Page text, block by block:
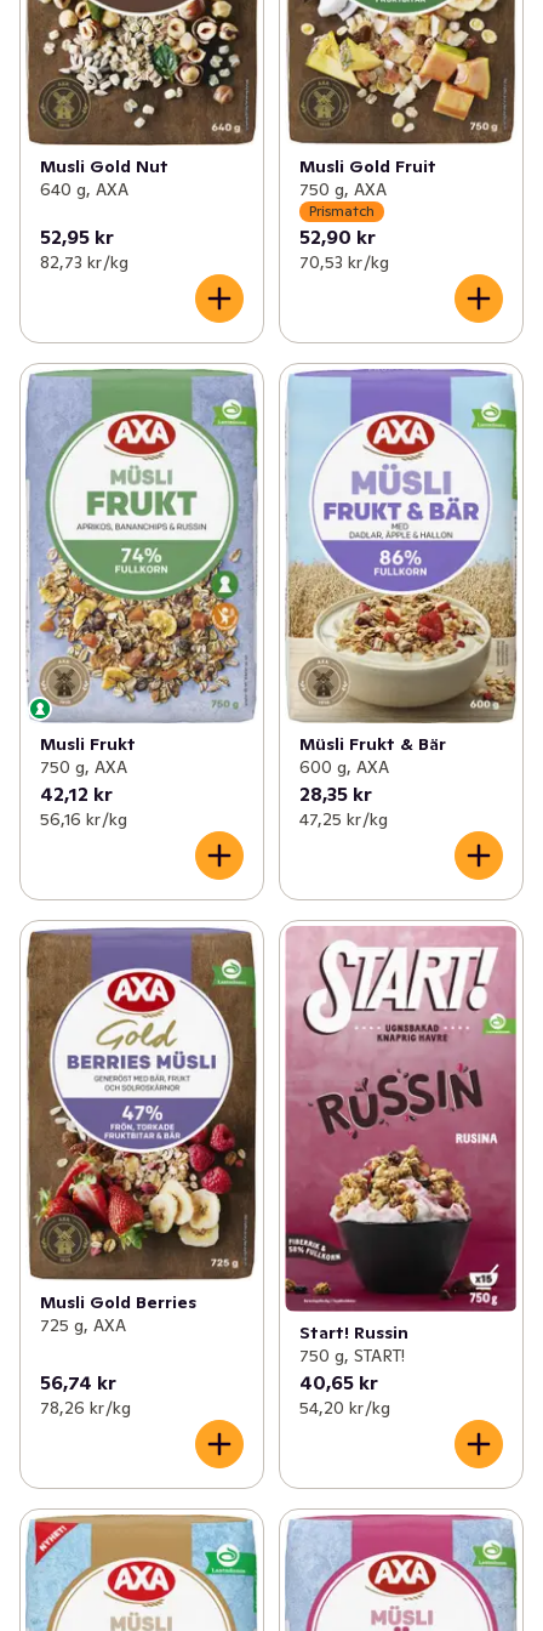
Musli Gold Nut
640 g, AXA
52,95 kr
82,73 kr /kg
Musli Gold Fruit
750 g, AXA
Prismatch
52,90 kr
70,53 kr /kg
Musli Frukt
750 g, AXA
42,12 kr
56,16 kr /kg
Müsli Frukt & Bär
600 g, AXA
28,35 kr
47,25 kr /kg
Musli Gold Berries
725 g, AXA
56,74 kr
78,26 kr /kg
Start! Russin
750 g, START!
40,65 kr
54,20 kr /kg